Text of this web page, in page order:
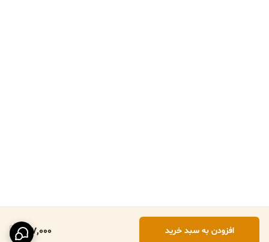
207,000 افزودن به سبد خرید